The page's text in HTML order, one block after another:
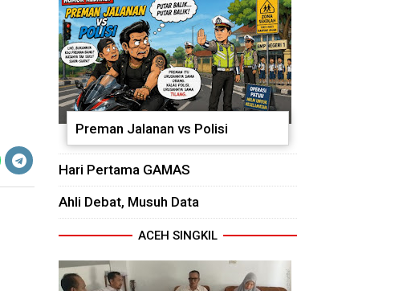
Preman Jalanan vs Polisi
Hari Pertama GAMAS
Ahli Debat, Musuh Data
ACEH SINGKIL